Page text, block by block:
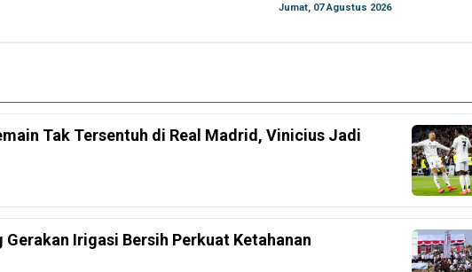
Jumat, 07 Agustus 2026
Tak Tersentuh di Real Madrid, Vinicius Jadi
Gerakan Irigasi Bersih Perkuat Ketahanan